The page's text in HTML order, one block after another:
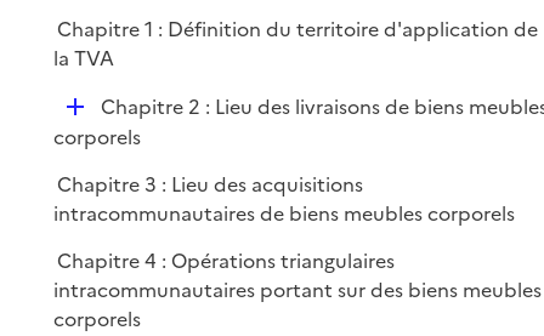
e
r
l
i
e
r
p
i
e
r
Chapitre 1 : Définition du territoire d'application de
la TVA
D
é
l
i
e
r
Chapitre 2 : Lieu des livraisons de biens
corporels
Chapitre 3 : Lieu des acquisitions
intracommunautaires de biens meubles corporels
Chapitre 4 : Opérations triangulaires
intracommunautaires portant sur des biens meubles
corporels